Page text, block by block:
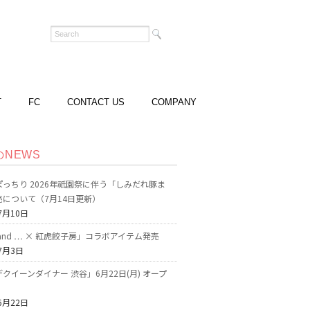
FC CONTACT US COMPANY
NEWS
っちり 2026年祇園祭に伴う「しみだれ豚ま
について（7月14日更新）
10日
… × 紅虎餃子房」コラボアイテム発売
3日
クイーンダイナー 渋谷」6月22日(月) オープ
22日